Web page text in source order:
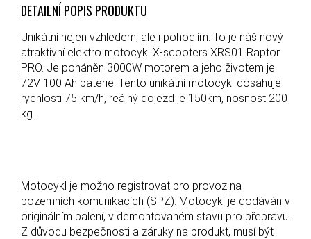
DETAILNÍ POPIS PRODUKTU
Unikátní nejen vzhledem, ale i pohodlím. To je náš nový
atraktivní elektro motocykl X-scooters XRS01 Raptor
PRO. Je poháněn 3000W motorem a jeho životem je
72V 100 Ah baterie. Tento unikátní motocykl dosahuje
rychlosti 75 km/h, reálný dojezd je 150km, nosnost 200
kg.
Motocykl je možno registrovat pro provoz na
pozemních komunikacích (SPZ). Motocykl je dodáván v
originálním balení, v demontovaném stavu pro přepravu.
Z důvodu bezpečnosti a záruky na produkt, musí být